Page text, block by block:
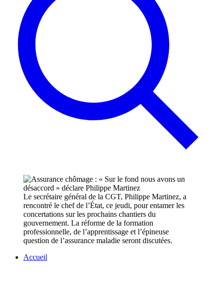
Le secrétaire général de la CGT, Philippe Martinez, a
rencontré le chef de l’État, ce jeudi, pour entamer les
concertations sur les prochains chantiers du
gouvernement. La réforme de la formation
professionnelle, de l’apprentissage et l’épineuse
question de l’assurance maladie seront discutées.
Accueil